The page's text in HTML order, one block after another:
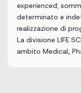
experienced;
determinato e
realizzazione di
La divisione LIFE
ambito Medical,